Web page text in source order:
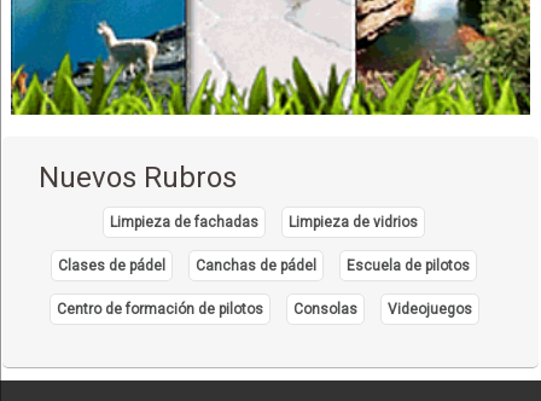
Nuevos Rubros
Limpieza de fachadas Limpieza de vidrios
Clases de pádel Canchas de pádel Escuela de pilotos
Centro de formación de pilotos Consolas Videojuegos